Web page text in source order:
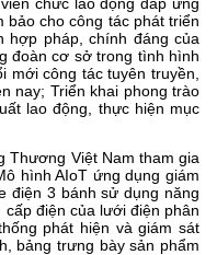
cho công tác phát triển
hợp pháp, chính đáng của
đoàn cơ sở trong tình hình
công tác tuyên truyền,
nay; Triển khai phong trào
lao động, thực hiện mục
Thương Việt Nam tham gia
hình AIoT ứng dụng giám
điện 3 bánh sử dụng năng
điện của lưới điện phân
phát hiện và giám sát
bảng trưng bày sản phẩm